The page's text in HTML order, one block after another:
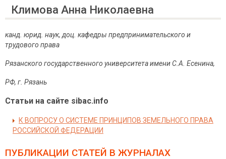
Климова Анна Николаевна
канд. юрид. наук, доц. кафедры предпринимательского и
трудового права
Рязанского государственного университета имени С.А. Есенина,
РФ, г. Рязань
Статьи на сайте sibac.info
К ВОПРОСУ О СИСТЕМЕ ПРИНЦИПОВ ЗЕМЕЛЬНОГО ПРАВА
РОССИЙСКОЙ ФЕДЕРАЦИИ
ПУБЛИКАЦИИ СТАТЕЙ В ЖУРНАЛАХ